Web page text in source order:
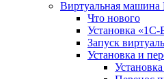
Виртуальная
Что нового
Установка
Запуск
Установка и